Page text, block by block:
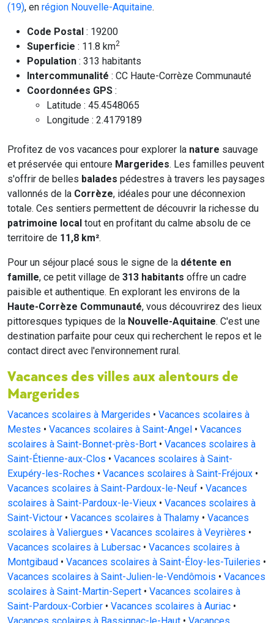
(19), en région Nouvelle-Aquitaine.
Code Postal : 19200
Superficie : 11.8 km2
Population : 313 habitants
Intercommunalité : CC Haute-Corrèze Communauté
Coordonnées GPS :
Latitude : 45.4548065
Longitude : 2.4179189
Profitez de vos vacances pour explorer la nature sauvage
et préservée qui entoure Margerides. Les familles peuvent
s'offrir de belles balades pédestres à travers les paysages
vallonnés de la Corrèze, idéales pour une déconnexion
totale. Ces sentiers permettent de découvrir la richesse du
patrimoine local tout en profitant du calme absolu de ce
territoire de 11,8 km².
Pour un séjour placé sous le signe de la détente en
famille, ce petit village de 313 habitants offre un cadre
paisible et authentique. En explorant les environs de la
Haute-Corrèze Communauté, vous découvrirez des lieux
pittoresques typiques de la Nouvelle-Aquitaine. C'est une
destination parfaite pour ceux qui recherchent le repos et le
contact direct avec l'environnement rural.
Vacances des villes aux alentours de
Margerides
Vacances scolaires à Margerides • Vacances scolaires à
Mestes • Vacances scolaires à Saint-Angel • Vacances
scolaires à Saint-Bonnet-près-Bort • Vacances scolaires à
Saint-Étienne-aux-Clos • Vacances scolaires à Saint-
Exupéry-les-Roches • Vacances scolaires à Saint-Fréjoux •
Vacances scolaires à Saint-Pardoux-le-Neuf • Vacances
scolaires à Saint-Pardoux-le-Vieux • Vacances scolaires à
Saint-Victour • Vacances scolaires à Thalamy • Vacances
scolaires à Valiergues • Vacances scolaires à Veyrières •
Vacances scolaires à Lubersac • Vacances scolaires à
Montgibaud • Vacances scolaires à Saint-Éloy-les-Tuileries •
Vacances scolaires à Saint-Julien-le-Vendômois • Vacances
scolaires à Saint-Martin-Sepert • Vacances scolaires à
Saint-Pardoux-Corbier • Vacances scolaires à Auriac •